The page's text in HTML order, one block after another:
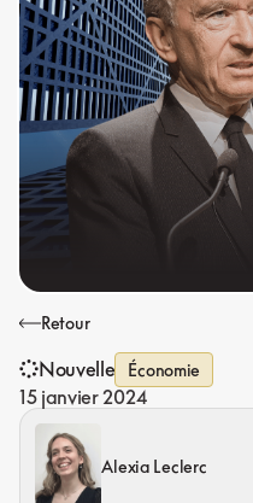
Retour
Nouvelle Économie
15 janvier 2024
Alexia Leclerc